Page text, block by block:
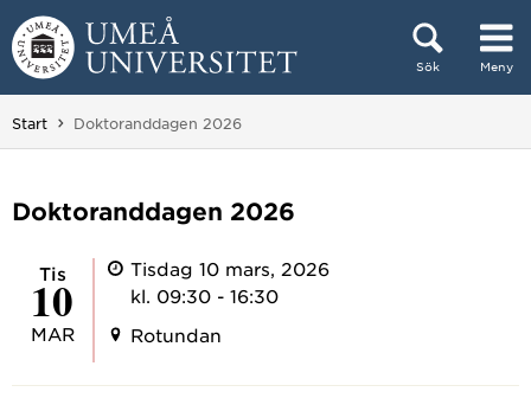
Hoppa direkt till innehållet
Sök Meny
Huvudmenyn dold.
Start Du är här:
Doktoranddagen 2026
Doktoranddagen 2026
tis
10
MAR
Tisdag 10 mars, 2026
kl. 09:30 - 16:30
Rotundan